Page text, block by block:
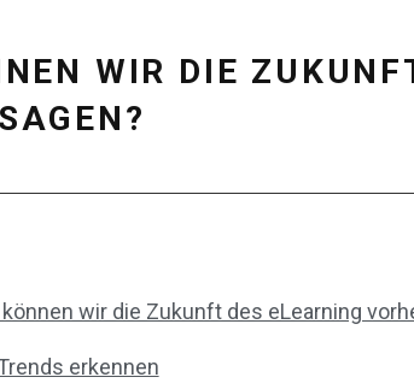
WIR DIE
wir die Zukunft des eLearning
erkennen